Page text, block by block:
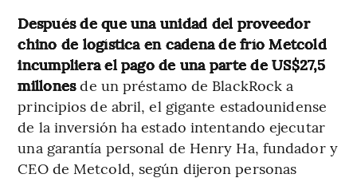
Después de que una unidad del proveedor
chino de logística en cadena de frío Metcold
incumpliera el pago de una parte de US$27,5
millonesde un préstamo de BlackRock a
principios de abril, el gigante estadounidense
de la inversión ha estado intentando ejecutar
una garantía personal de Henry Ha, fundador y
CEO de Metcold, según dijeron personas